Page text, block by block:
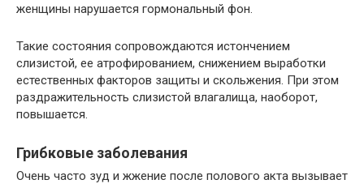
женщины нарушается гормональный фон.
Такие состояния сопровождаются истончением
слизистой, ее атрофированием, снижением выработки
естественных факторов защиты и скольжения. При этом
раздражительность слизистой влагалища, наоборот,
повышается.
Грибковые заболевания
Очень часто зуд и жжение после полового акта вызывает